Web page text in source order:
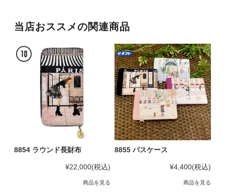
当店おススメの関連商品
8854 ラウンド長財布
¥22,000(税込)
商品を見る
8855 パスケース
¥4,400(税込)
商品を見る